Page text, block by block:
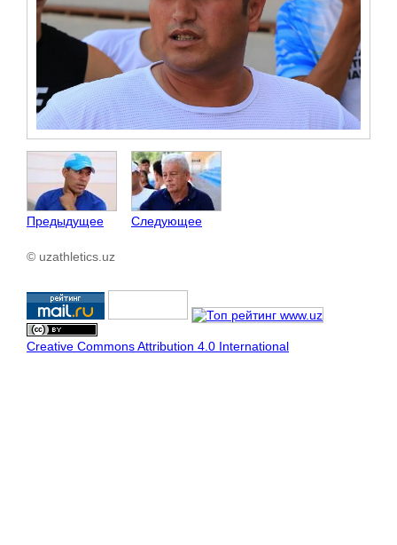
Предыдущее Следующее
© uzathletics.uz
Creative Commons Attribution 4.0 International